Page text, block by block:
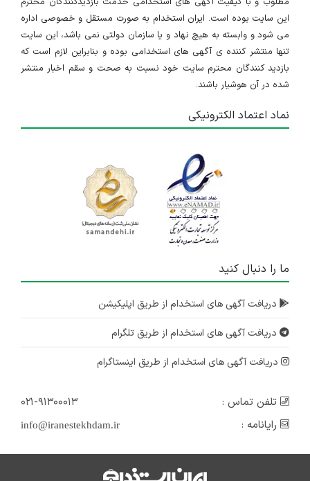
این سایت بوده است. ایران استخدام به صورت مستقل و خصوصی اداره
می شود و وابسته به هیچ نهاد و یا سازمان دولتی نمی باشد، این سایت
تنها منتشر کننده ی آگهی های استخدامی بوده و بنابراین لازم است که
بازدید کنندگان محترم سایت خود نسبت به صحت و سقم اخبار منتشر
شده در آن هوشیار باشند.
نماد اعتماد الکترونیکی
ما را دنبال کنید
دریافت آگهی های استخدام از طریق اپلیکیشن
دریافت آگهی های استخدام از طریق تلگرام
دریافت آگهی های استخدام از طریق اینستاگرام
تلفن تماس :
۰۲۱-۹۱۳۰۰۰۱۳
رایانامه :
info@iranestekhdam.ir